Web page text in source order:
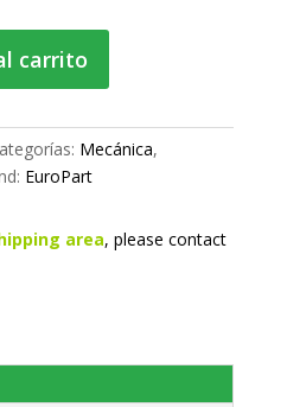
carrito
Mecánica,
EuroPart
area, please contact